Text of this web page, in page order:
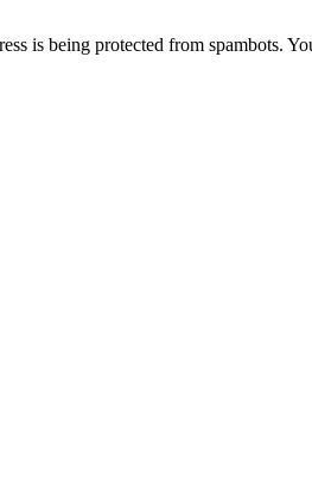
is being protected from spambots.